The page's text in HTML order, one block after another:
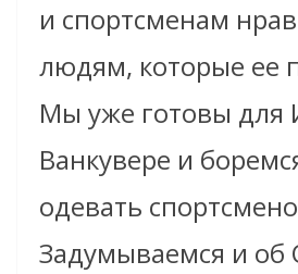
и спортсменам
людям, которые ее
Мы уже готовы для
Ванкувере и
одевать
Задумываемся и